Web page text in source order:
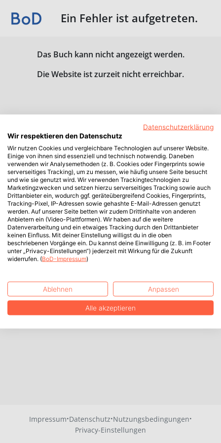
Ein Fehler ist aufgetreten.
Das Buch kann nicht angezeigt werden.
Die Website ist zurzeit nicht erreichbar.
Impressum·Datenschutz·Nutzungsbedingungen·
Privacy-Einstellungen
Datenschutzerklärung
Wir respektieren den Datenschutz
Wir nutzen Cookies und vergleichbare Technologien auf unserer Website.
Einige von ihnen sind essenziell und technisch notwendig. Daneben
verwenden wir Analysemethoden (z. B. Cookies oder Fingerprints sowie
serverseitiges Tracking), um zu messen, wie häufig unsere Seite besucht
und wie sie genutzt wird. Wir verwenden Trackingtechnologien zu
Marketingzwecken und setzen hierzu serverseitiges Tracking sowie auch
Drittanbieter ein, wodurch ggf. geräteübergreifend Cookies, Fingerprints,
Tracking-Pixel, IP-Adressen sowie gehashte E-Mail-Adressen genutzt
werden. Auf unserer Seite betten wir zudem Drittinhalte von anderen
Anbietern ein (Video-Plattformen). Wir haben auf die weitere
Datenverarbeitung und ein etwaiges Tracking durch den Drittanbieter
keinen Einfluss. Mit deiner Einstellung willigst du in die oben
beschriebenen Vorgänge ein. Du kannst deine Einwilligung (z. B. im Footer
unter „Privacy-Einstellungen“) jederzeit mit Wirkung für die Zukunft
widerrufen. (BoD-Impressum)
Ablehnen Anpassen
Alle akzeptieren